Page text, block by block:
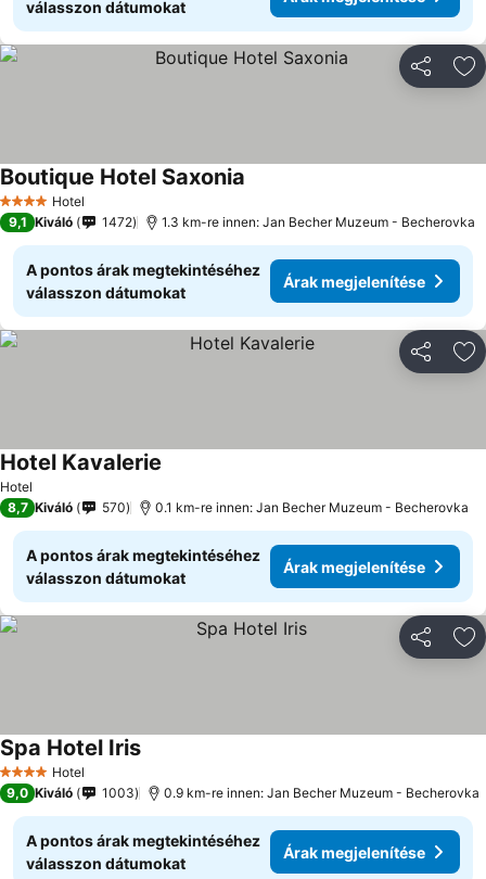
válasszon dátumokat
4 KategóriaHotel
Boutique Hotel Saxonia
9,1 Kiváló 1472 1.3 km-re innen: Jan Becher Muzeum - Becherovka
A pontos árak megtekintéséhez
válasszon dátumokat
Árak megjelenítése
Hotel
Hotel Kavalerie
8,7 Kiváló 570 0.1 km-re innen: Jan Becher Muzeum - Becherovka
A pontos árak megtekintéséhez
válasszon dátumokat
Árak megjelenítése
4 KategóriaHotel
Spa Hotel Iris
9,0 Kiváló 1003 0.9 km-re innen: Jan Becher Muzeum - Becherovka
A pontos árak megtekintéséhez
válasszon dátumokat
Árak megjelenítése